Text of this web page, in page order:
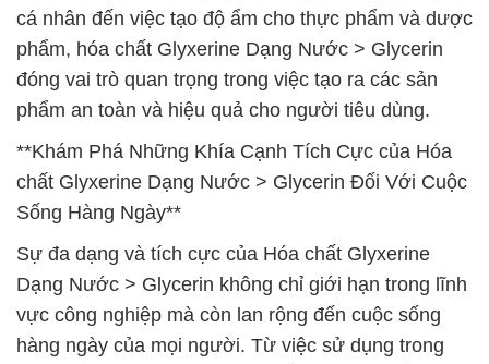
cá nhân đến việc tạo độ ẩm cho thực phẩm và dược
phẩm, hóa chất Glyxerine Dạng Nước > Glycerin
đóng vai trò quan trọng trong việc tạo ra các sản
phẩm an toàn và hiệu quả cho người tiêu dùng.
**Khám Phá Những Khía Cạnh Tích Cực của Hóa
chất Glyxerine Dạng Nước > Glycerin Đối Với Cuộc
Sống Hàng Ngày**
Sự đa dạng và tích cực của Hóa chất Glyxerine
Dạng Nước > Glycerin không chỉ giới hạn trong lĩnh
vực công nghiệp mà còn lan rộng đến cuộc sống
hàng ngày của mọi người. Từ việc sử dụng trong